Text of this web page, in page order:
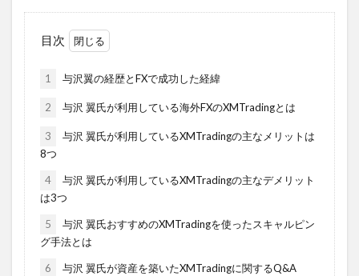
目次
1 与沢翼の経歴とFXで成功した経緯
2 与沢 翼氏が利用している海外FXのXMTradingとは
3
与沢 翼氏が利用しているXMTradingの主なメリットは
8つ
4
与沢 翼氏が利用しているXMTradingの主なデメリット
は3つ
5
与沢 翼氏おすすめのXMTradingを使ったスキャルピン
グ手法とは
6 与沢 翼氏が資産を築いたXMTradingに関するQ&A